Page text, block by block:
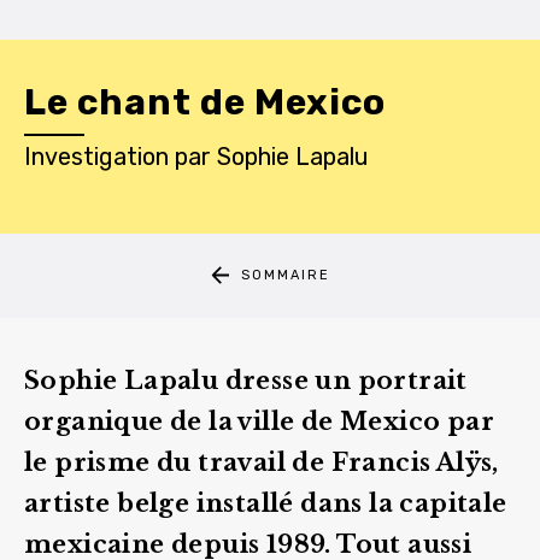
Le chant de Mexico
Investigation par Sophie Lapalu
SOMMAIRE
Sophie Lapalu dresse un portrait
organique de la ville de Mexico par
le prisme du travail de Francis Alÿs,
artiste belge installé dans la capitale
mexicaine depuis 1989. Tout aussi